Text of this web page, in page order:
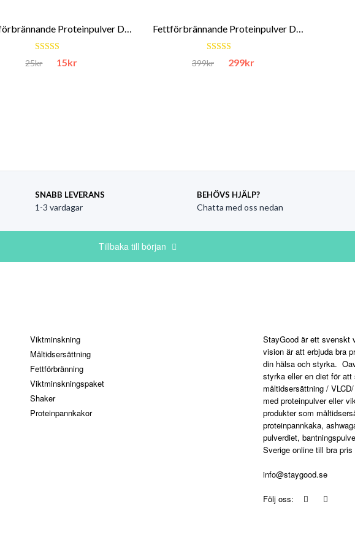
Fettförbrännande Proteinpulver Dubbel Vanilj 1 smakprov
Betygsatt
25kr Det ursprungliga priset var: 25kr.
15kr Det nuvarande priset är: 15kr.
Fettförbrännande Proteinpulver Dubbel Vanilj 30 portioner
Betygsatt
399kr Det ursprungliga priset var:
299kr
SNABB LEVERANS
1-3 vardagar
BEHÖVS HJÄLP?
Chatta med oss nedan
Tillbaka till början
Viktminskning
Måltidsersättning
Fettförbränning
Viktminskningspaket
Shaker
Proteinpannkakor
StayGood är ett svenskt
vision är att erbjuda bra
din hälsa och styrka.
styrka eller en diet för
måltidsersättning /
med proteinpulver eller
produkter som
proteinpannkaka,
pulverdiet,
Sverige online till bra
info@staygood.se
Följ oss: